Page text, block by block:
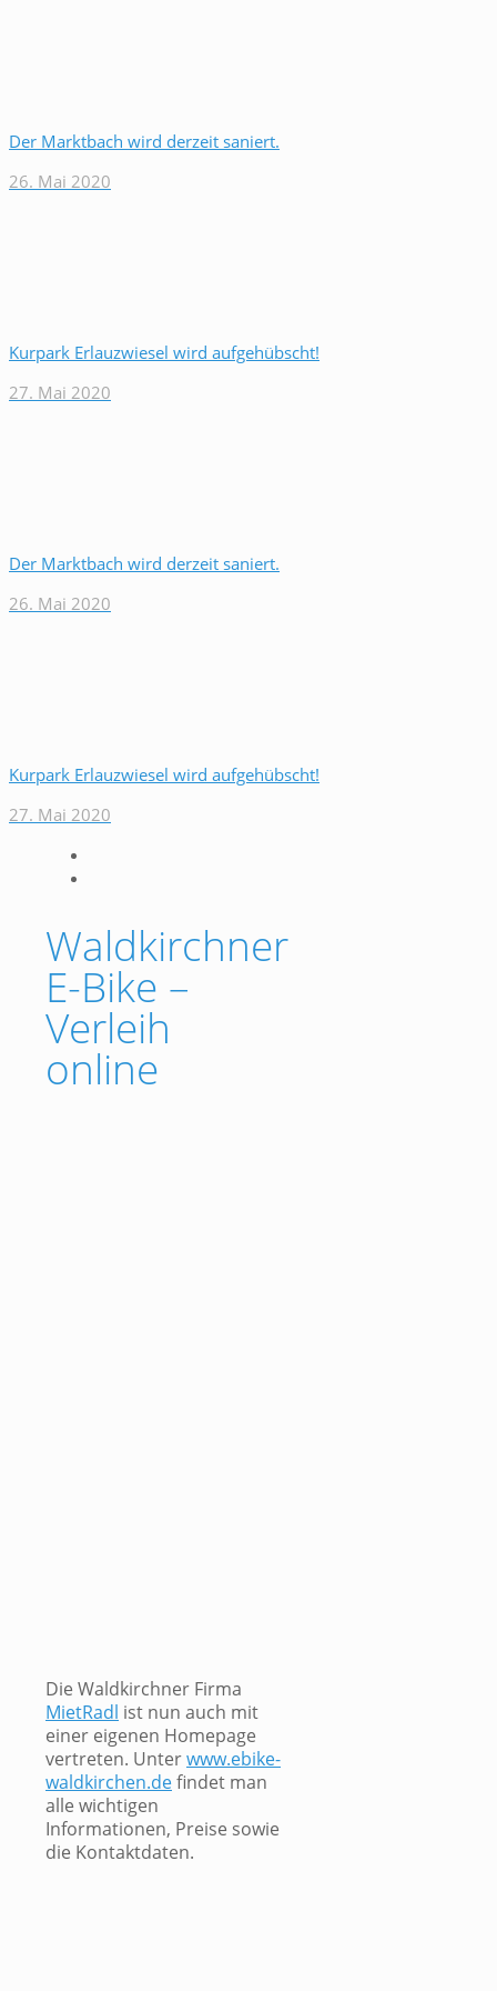
Der Marktbach wird derzeit saniert.
26. Mai 2020
Kurpark Erlauzwiesel wird aufgehübscht!
27. Mai 2020
Der Marktbach wird derzeit saniert.
26. Mai 2020
Kurpark Erlauzwiesel wird aufgehübscht!
27. Mai 2020
Waldkirchner
E-Bike –
Verleih
online
Die Waldkirchner Firma
MietRadl ist nun auch mit
einer eigenen Homepage
vertreten. Unterwww.ebike-
waldkirchen.defindet man
alle wichtigen
Informationen, Preise sowie
die Kontaktdaten.